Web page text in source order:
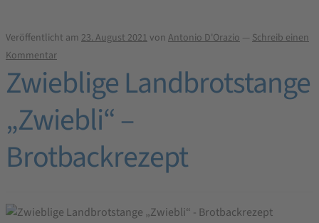
Veröffentlicht am 23. August 2021von Antonio D'Orazio — Schreib einen
Kommentar
Zwieblige Landbrotstange
„Zwiebli“ –
Brotbackrezept